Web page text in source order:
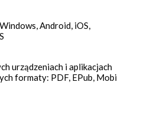
Android, iOS,
urządzeniach i aplikacjach
formaty: PDF, EPub, Mobi